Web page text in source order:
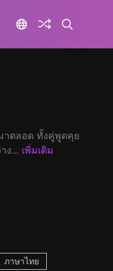
าตลอด ทั้งคู่พูดคุย
ง... เพิ่มเติม
ภาษาไทย